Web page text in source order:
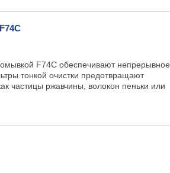
F74C обеспечивают непрерывное
тонкой очистки предотвращают
частицы ржавчины, волокон пеньки или